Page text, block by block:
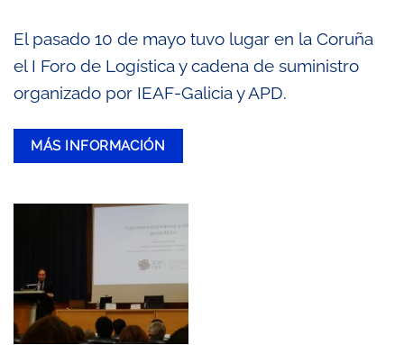
El pasado 10 de mayo tuvo lugar en la Coruña
el I Foro de Logística y cadena de suministro
organizado por IEAF-Galicia y APD.
MÁS INFORMACIÓN